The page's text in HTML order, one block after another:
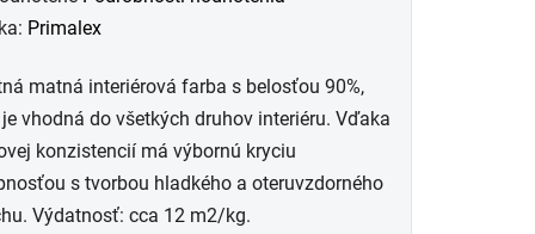
Primalex
matná interiérová farba s belosťou 90%,
vhodná do všetkých druhov interiéru. Vďaka
konzistencií má výbornú kryciu
s tvorbou hladkého a oteruvzdorného
Výdatnosť: cca 12 m2/kg.